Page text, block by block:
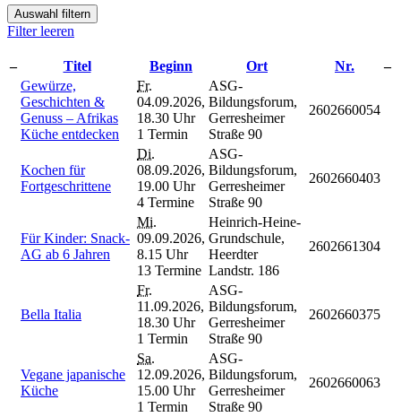
Auswahl filtern
Filter leeren
– Titel Beginn Ort Nr.
–
Gewürze,
Geschichten &
Genuss – Afrikas
Küche entdecken
Fr.
04.09.2026,
18.30 Uhr
1 Termin
ASG-
Bildungsforum,
Gerresheimer
Straße 90
2602660054
Kochen für
Fortgeschrittene
Di.
08.09.2026,
19.00 Uhr
4 Termine
ASG-
Bildungsforum,
Gerresheimer
Straße 90
2602660403
Für Kinder: Snack-
AG ab 6 Jahren
Mi.
09.09.2026,
8.15 Uhr
13 Termine
Heinrich-Heine-
Grundschule,
Heerdter
Landstr. 186
2602661304
Bella Italia
Fr.
11.09.2026,
18.30 Uhr
1 Termin
ASG-
Bildungsforum,
Gerresheimer
Straße 90
2602660375
Vegane japanische
Küche
Sa.
12.09.2026,
15.00 Uhr
1 Termin
ASG-
Bildungsforum,
Gerresheimer
Straße 90
2602660063